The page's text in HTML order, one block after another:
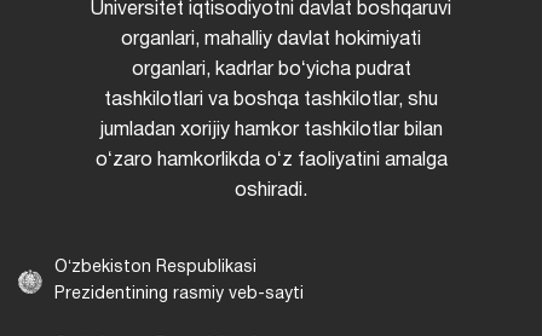
Universitet iqtisodiyotni davlat boshqaruvi
organlari, mahalliy davlat hokimiyati
organlari, kadrlar boʻyicha pudrat
tashkilotlari va boshqa tashkilotlar, shu
jumladan xorijiy hamkor tashkilotlar bilan
oʻzaro hamkorlikda oʻz faoliyatini amalga
oshiradi.
Oʻzbekiston Respublikasi
Prezidentining rasmiy veb-sayti